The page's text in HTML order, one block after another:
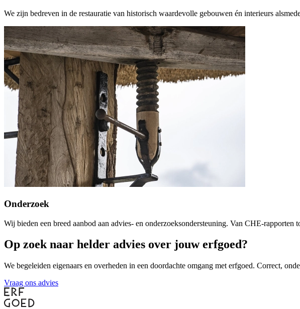
We zijn bedreven in de restauratie van historisch waardevolle gebouwen én interieurs
Architectuur
en
herbestemming
Onderzoek
Wij bieden een breed aanbod aan advies- en onderzoeksondersteuning. Van CHE-
Onderzoek
Op zoek naar helder advies over jouw erfgoed?
We begeleiden eigenaars en overheden in een doordachte omgang met erfgoed. Correct,
Vraag ons advies